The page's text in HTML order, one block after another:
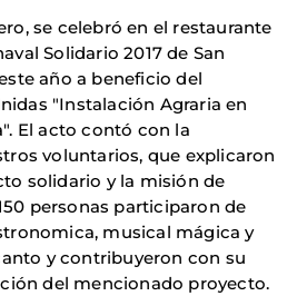
se celebró en el restaurante
Solidario 2017 de San
año a beneficio del
"Instalación Agraria en
El acto contó con la
voluntarios, que explicaron
solidario y la misión de
personas participaron de
musical mágica y
y contribuyeron con su
del mencionado proyecto.